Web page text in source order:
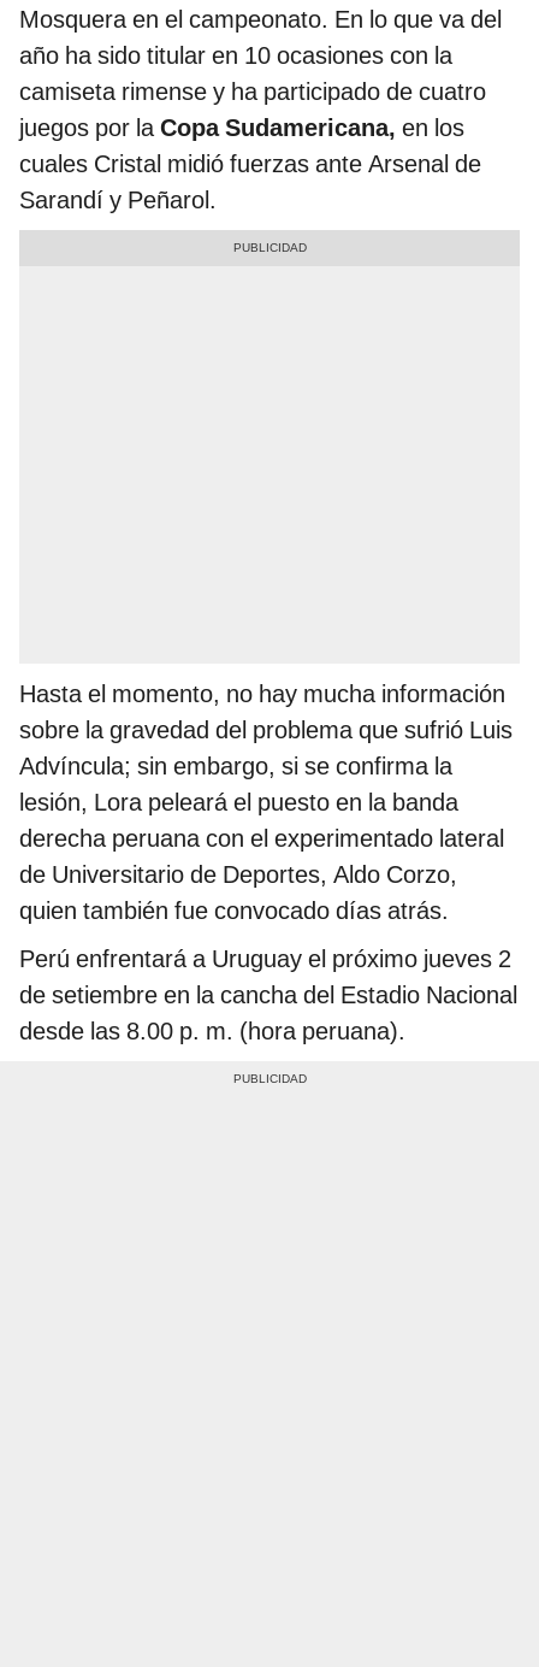
Mosquera en el campeonato. En lo que va del
año ha sido titular en 10 ocasiones con la
camiseta rimense y ha participado de cuatro
juegos por laCopa Sudamericana, en los
cuales Cristal midió fuerzas ante Arsenal de
Sarandí y Peñarol.
Hasta el momento, no hay mucha información
sobre la gravedad del problema que sufrió Luis
Advíncula; sin embargo, si se confirma la
lesión, Lora peleará el puesto en la banda
derecha peruana con el experimentado lateral
de Universitario de Deportes, Aldo Corzo,
quien también fue convocado días atrás.
Perú enfrentará a Uruguay el próximo jueves 2
de setiembre en la cancha del Estadio Nacional
desde las 8.00 p. m. (hora peruana).